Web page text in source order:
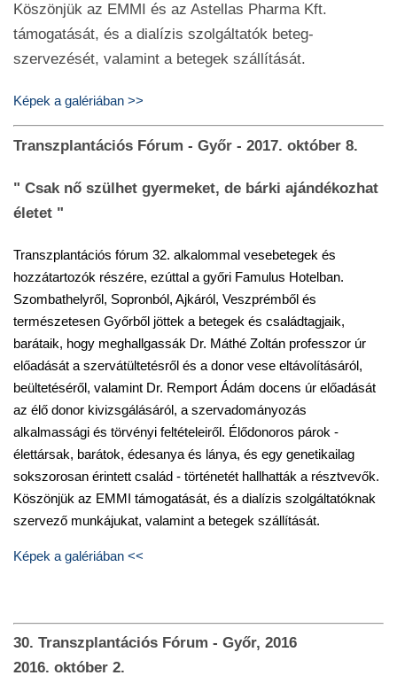
Köszönjük az EMMI és az Astellas Pharma Kft.
támogatását, és a dialízis szolgáltatók beteg-
szervezését, valamint a betegek szállítását.
Képek a galériában >>
Transzplantációs Fórum - Győr - 2017. október 8.
" Csak nő szülhet gyermeket, de bárki ajándékozhat
életet "
Transzplantációs fórum 32. alkalommal vesebetegek és
hozzátartozók részére, ezúttal a győri Famulus Hotelban.
Szombathelyről, Sopronból, Ajkáról, Veszprémből és
természetesen Győrből jöttek a betegek és családtagjaik,
barátaik, hogy meghallgassák Dr. Máthé Zoltán professzor úr
előadását a szervátültetésről és a donor vese eltávolításáról,
beültetéséről, valamint Dr. Remport Ádám docens úr előadását
az élő donor kivizsgálásáról, a szervadományozás
alkalmassági és törvényi feltételeiről. Élődonoros párok -
élettársak, barátok, édesanya és lánya, és egy genetikailag
sokszorosan érintett család - történetét hallhatták a résztvevők.
Köszönjük az EMMI támogatását, és a dialízis szolgáltatóknak
szervező munkájukat, valamint a betegek szállítását.
Képek a galériában <<
30. Transzplantációs Fórum - Győr, 2016
2016. október 2.